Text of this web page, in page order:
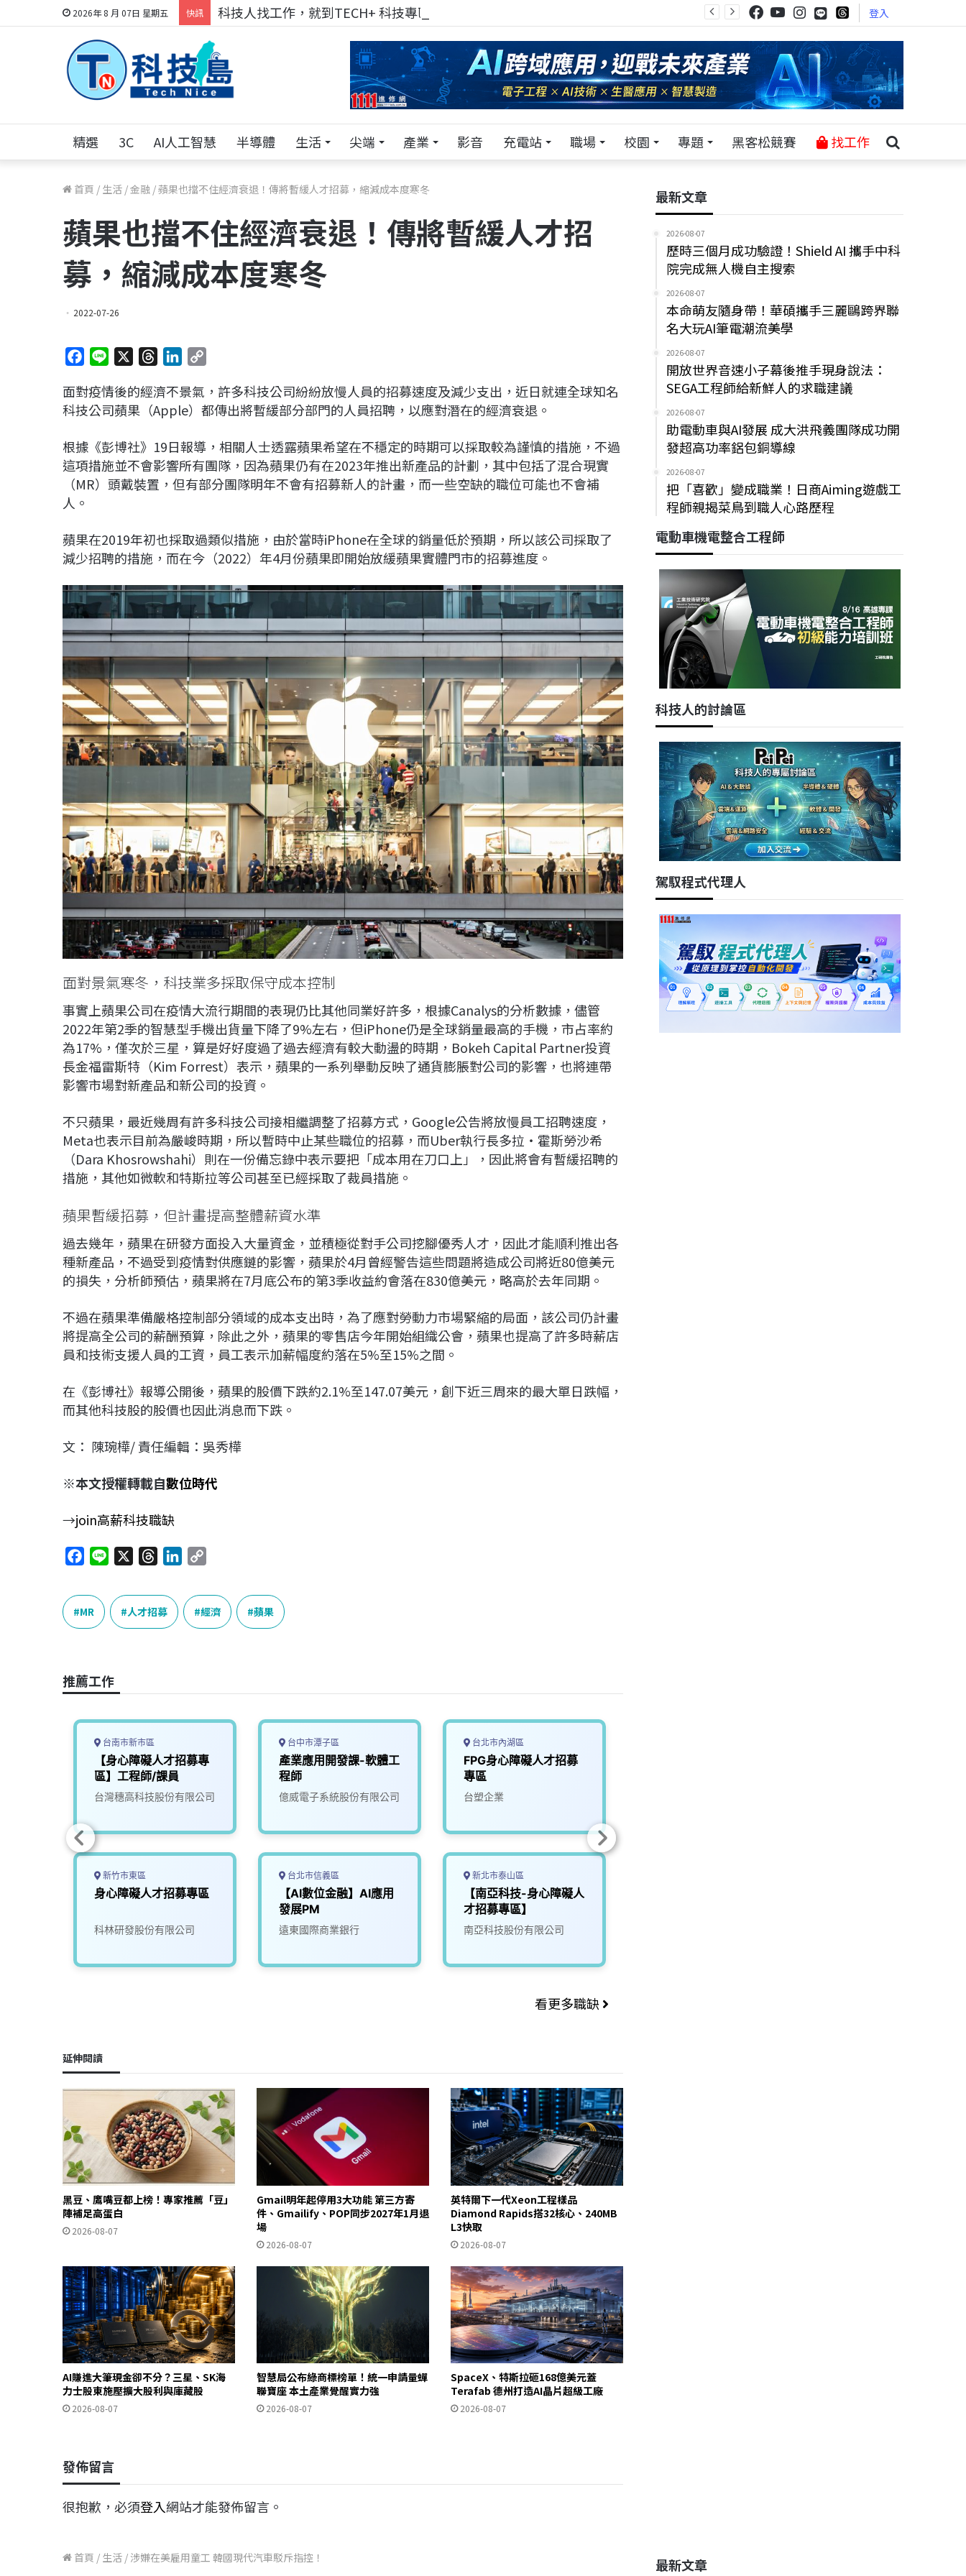
2026年 8 月 07日 星期五 快訊 科技人找工作，就到TECH+ 科技專區! 登入
精選 3C AI人工智慧 半導體 生活 尖端 產業 影音 充電站 職場 校園 專題 黑客松競賽 找工作
首頁 / 生活 /金融 /蘋果也擋不住經濟衰退！傳將暫緩人才招募，縮減成本度寒冬
蘋果也擋不住經濟衰退！傳將暫緩人才招
募，縮減成本度寒冬
2022-07-26
c
e
o
o
k
n
e
r
e
d
s
n
k
d
I
n
p
y
n
k
面對疫情後的經濟不景氣，許多科技公司紛紛放慢人員的招募速度及減少支出，近日就連全球知名
科技公司蘋果（Apple）都傳出將暫緩部分部門的人員招聘，以應對潛在的經濟衰退。
根據《彭博社》19日報導，相關人士透露蘋果希望在不穩定的時期可以採取較為謹慎的措施，不過
這項措施並不會影響所有團隊，因為蘋果仍有在2023年推出新產品的計劃，其中包括了混合現實
（MR）頭戴裝置，但有部分團隊明年不會有招募新人的計畫，而一些空缺的職位可能也不會補
人。
蘋果在2019年初也採取過類似措施，由於當時iPhone在全球的銷量低於預期，所以該公司採取了
減少招聘的措施，而在今（2022）年4月份蘋果即開始放緩蘋果實體門市的招募進度。
面對景氣寒冬，科技業多採取保守成本控制
事實上蘋果公司在疫情大流行期間的表現仍比其他同業好許多，根據Canalys的分析數據，儘管
2022年第2季的智慧型手機出貨量下降了9%左右，但iPhone仍是全球銷量最高的手機，市占率約
為17%，僅次於三星，算是好好度過了過去經濟有較大動盪的時期，Bokeh Capital Partner投資
長金福雷斯特（Kim Forrest）表示，蘋果的一系列舉動反映了通貨膨脹對公司的影響，也將連帶
影響市場對新產品和新公司的投資。
不只蘋果，最近幾周有許多科技公司接相繼調整了招募方式，Google公告將放慢員工招聘速度，
Meta也表示目前為嚴峻時期，所以暫時中止某些職位的招募，而Uber執行長多拉‧霍斯勞沙希
（Dara Khosrowshahi）則在一份備忘錄中表示要把「成本用在刀口上」，因此將會有暫緩招聘的
措施，其他如微軟和特斯拉等公司甚至已經採取了裁員措施。
蘋果暫緩招募，但計畫提高整體薪資水準
過去幾年，蘋果在研發方面投入大量資金，並積極從對手公司挖腳優秀人才，因此才能順利推出各
種新產品，不過受到疫情對供應鏈的影響，蘋果於4月曾經警告這些問題將造成公司將近80億美元
的損失，分析師預估，蘋果將在7月底公布的第3季收益約會落在830億美元，略高於去年同期。
不過在蘋果準備嚴格控制部分領域的成本支出時，為了應對勞動力市場緊縮的局面，該公司仍計畫
將提高全公司的薪酬預算，除此之外，蘋果的零售店今年開始組織公會，蘋果也提高了許多時薪店
員和技術支援人員的工資，員工表示加薪幅度約落在5%至15%之間。
在《彭博社》報導公開後，蘋果的股價下跌約2.1%至147.07美元，創下近三周來的最大單日跌幅，
而其他科技股的股價也因此消息而下跌。
文： 陳琬樺/ 責任編輯：吳秀樺
※本文授權轉載自數位時代
→join高薪科技職缺
c
e
b
k
e
r
e
a
k
p
y
L
MR 人才招募 經濟 蘋果
推薦工作
台南市新市區
【身心障礙人才招募專
區】工程師/課員
台灣穗高科技股份有限公司
新竹市東區
身心障礙人才招募專區
科林研發股份有限公司
台中市潭子區
產業應用開發課-軟體工
程師
億威電子系統股份有限公司
台北市信義區
【AI數位金融】AI應用
發展PM
遠東國際商業銀行
台北市內湖區
FPG身心障礙人才招募
專區
台塑企業
新北市泰山區
【南亞科技-身心障礙人
才招募專區】
南亞科技股份有限公司
看更多職缺
延伸閱讀
黑豆、鷹嘴豆都上榜！專家推薦「豆」
陣補足高蛋白
2026-08-07
Gmail明年起停用3大功能 第三方寄
件、Gmailify、POP同步2027年1月退
場
2026-08-07
英特爾下一代Xeon工程樣品
Diamond Rapids搭32核心、240MB
L3快取
2026-08-07
AI賺進大筆現金卻不分？三星、SK海
力士股東施壓擴大股利與庫藏股
2026-08-07
智慧局公布綠商標榜單！統一申請量蟬
聯寶座 本土產業覺醒實力強
2026-08-07
SpaceX、特斯拉砸168億美元蓋
Terafab 德州打造AI晶片超級工廠
2026-08-07
發佈留言
很抱歉，必須登入網站才能發佈留言。
最新文章
2026-08-07
歷時三個月成功驗證！Shield AI 攜手中科
院完成無人機自主搜索
2026-08-07
本命萌友隨身帶！華碩攜手三麗鷗跨界聯
名大玩AI筆電潮流美學
2026-08-07
開放世界音速小子幕後推手現身說法：
SEGA工程師給新鮮人的求職建議
2026-08-07
助電動車與AI發展 成大洪飛義團隊成功開
發超高功率鋁包銅導線
2026-08-07
把「喜歡」變成職業！日商Aiming遊戲工
程師親揭菜鳥到職人心路歷程
電動車機電整合工程師
科技人的討論區
駕馭程式代理人